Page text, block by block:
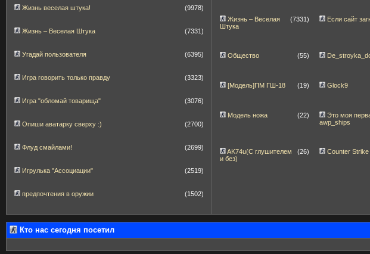
Жизнь веселая штука! (9978)
Жизнь – Веселая Штука (7331)
Угадай пользователя (6395)
Игра говорить только правду (3323)
Игра "обломай товарища" (3076)
Опиши аватарку сверху :) (2700)
Флуд смайлами! (2699)
Игрулька "Ассоциации" (2519)
предпочтения в оружии (1502)
Жизнь – Веселая
Штука
(7331) Если сайт
Общество (55)
[Модель]ПМ ГШ-18 (19) Glock9
Модель ножа (22)
Это моя
awp_ships
AK74u(С глушителем
и без)
(26) Counter
Кто нас сегодня посетил